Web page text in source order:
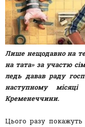
Лише нещодавно на
на тата» за участю
ледь давав раду
наступному
Кременеччини.
Цього разу